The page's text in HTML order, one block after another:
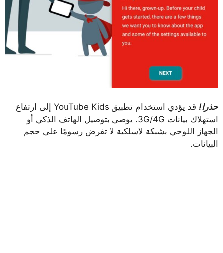
حذرا!
قد يؤدي استخدام تطبيق YouTube Kids إلى ارتفاع
استهلاك بيانات 3G/4G. يوصى بتوصيل الهاتف الذكي أو
الجهاز اللوحي بشبكة لاسلكية لا تفرض رسومًا على حجم
البيانات.